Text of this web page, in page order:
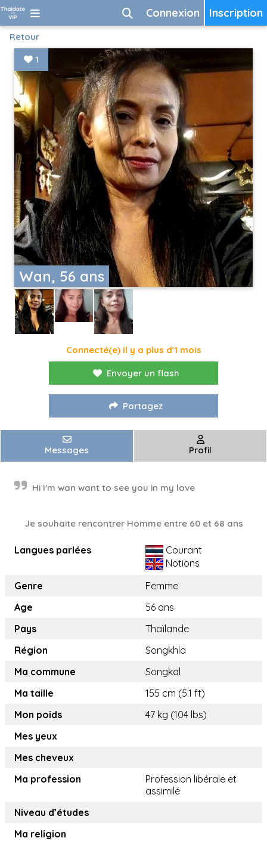
Inscription
Connexion
Retour
Wan, 56 ans
1
Connecté(e) il y a plus d'1 mois
Envoyer un flash
Partagez
Messages Profil
Hi I'm wan want to see you in my love
Je souhaite rencontrer Homme entre 60 et 68 ans
Langues parlées
Courant
Notions
Genre
Femme
Age
56 ans
Pays
Thaïlande
Région
Songkhla
Ma commune
Songkal
Ma taille
155 cm (5.1 ft)
Mon poids
47 kg (104 lbs)
Mes yeux
Mes cheveux
Ma profession
Profession libérale et
assimilé
Niveau d’études
Ma religion